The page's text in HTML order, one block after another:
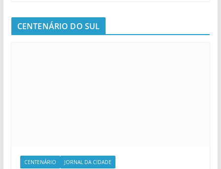
CENTENÁRIO DO SUL
CENTENÁRIO JORNAL DA CIDADE